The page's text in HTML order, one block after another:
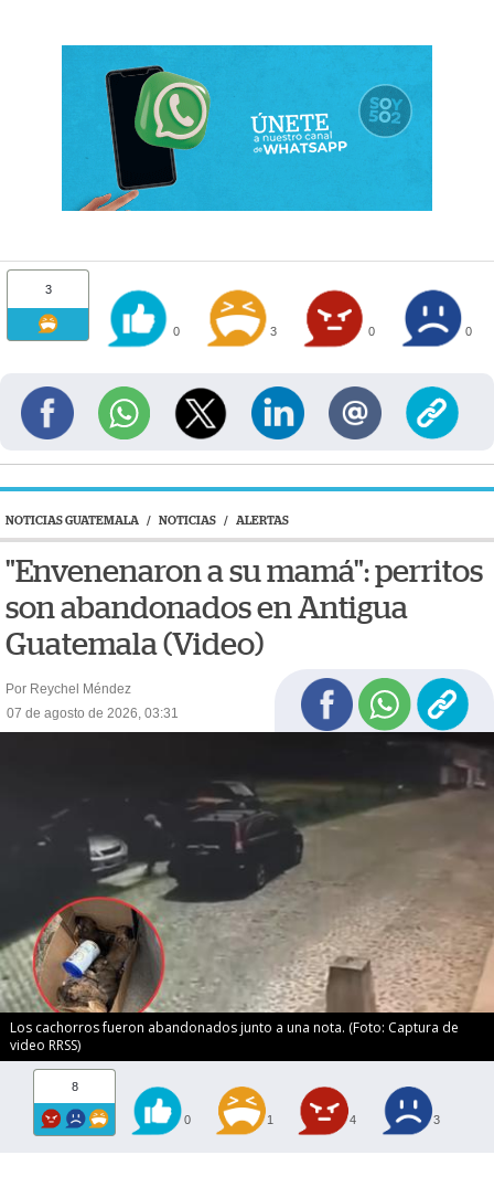
3
0 3 0 0
NOTICIAS GUATEMALA / NOTICIAS / ALERTAS
"Envenenaron a su mamá": perritos
son abandonados en Antigua
Guatemala (Video)
Por Reychel Méndez
07 de agosto de 2026, 03:31
Los cachorros fueron abandonados junto a una nota. (Foto: Captura de
video RRSS)
8
0 1 4 3